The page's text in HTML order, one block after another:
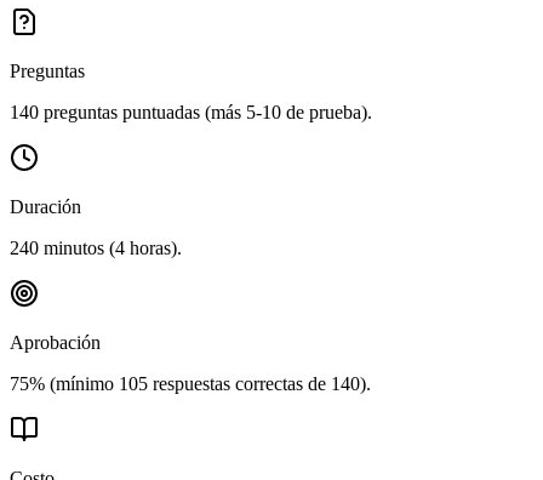
Preguntas
140 preguntas puntuadas (más 5-10 de prueba).
Duración
240 minutos (4 horas).
Aprobación
75% (mínimo 105 respuestas correctas de 140).